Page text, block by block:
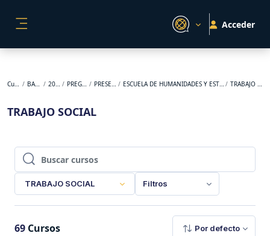
Acceder
Cursos BACKUP 2026-1 PREGRADO PRESENCIAL ESCUELA DE HUMANIDADES Y ESTUDIOS SOCIALES TRABAJO SOCIAL
TRABAJO SOCIAL
Buscar cursos
Buscar cursos
TRABAJO SOCIAL Filtros
69 Cursos Por defecto